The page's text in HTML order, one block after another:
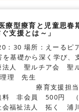
型療育と児童思春
支援とは～」
：30 場所：えーるピ
を基礎から深く学び、
法人 聖ルチア会 聖
理 先生
当
料 非会員 500円
会福祉法人 拓く 浦